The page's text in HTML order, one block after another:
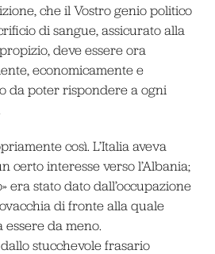
che il Vostro genio politico
di sangue, assicurato alla
deve essere ora
economicamente e
da poter rispondere a ogni
così. L’Italia aveva
certo interesse verso l’Albania;
era stato dato dall’occupazione
di fronte alla quale
da meno.
stucchevole frasario